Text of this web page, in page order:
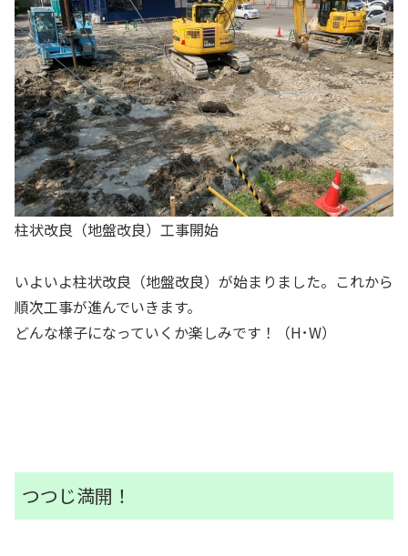
柱状改良（地盤改良）工事開始
いよいよ柱状改良（地盤改良）が始まりました。これから
順次工事が進んでいきます。
どんな様子になっていくか楽しみです！（H･W）
つつじ満開！